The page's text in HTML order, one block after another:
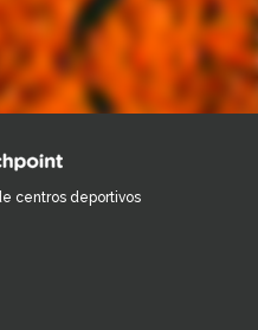
centros deportivos